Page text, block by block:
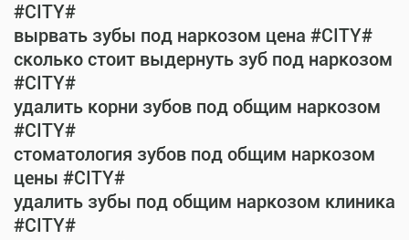
#CITY#
вырвать зубы под наркозом цена #CITY#
сколько стоит выдернуть зуб под наркозом
#CITY#
удалить корни зубов под общим наркозом
#CITY#
стоматология зубов под общим наркозом
цены #CITY#
удалить зубы под общим наркозом клиника
#CITY#